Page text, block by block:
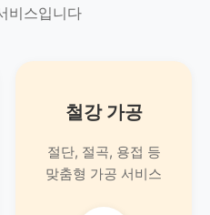
비스입니다
철강 가공
절단, 절곡, 용접 등
맞춤형 가공 서비스